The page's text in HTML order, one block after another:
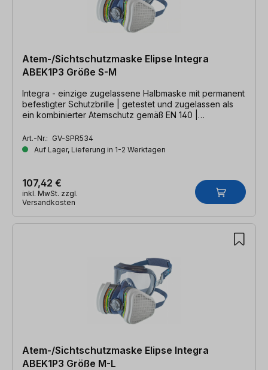
Atem-/Sichtschutzmaske Elipse Integra
ABEK1P3 Größe S-M
Integra - einzige zugelassene Halbmaske mit permanent
befestigter Schutzbrille | getestet und zugelassen als
ein kombinierter Atemschutz gemäß EN 140 |
Art.-Nr.: GV-SPR534
Auf Lager, Lieferung in 1-2 Werktagen
107,42 €
inkl. MwSt. zzgl.
Versandkosten
Atem-/Sichtschutzmaske Elipse Integra
ABEK1P3 Größe M-L